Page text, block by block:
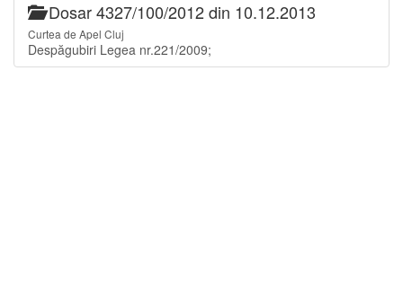
Dosar 4327/100/2012 din 10.12.2013
Curtea de Apel Cluj
Despăgubiri Legea nr.221/2009;